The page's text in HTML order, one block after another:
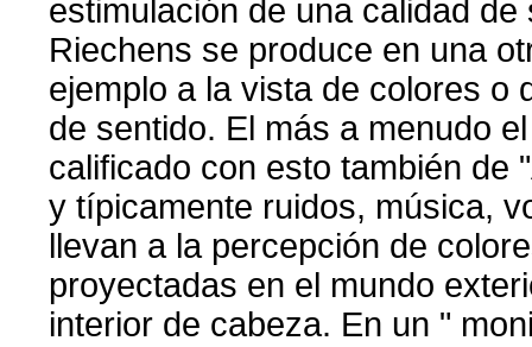
estimulación de una calidad
Riechens se produce en una
ejemplo a la vista de colores o
de sentido. El más a menudo
calificado con esto también de
y típicamente ruidos, música,
llevan a la percepción de
proyectadas en el mundo
interior de cabeza. En un "